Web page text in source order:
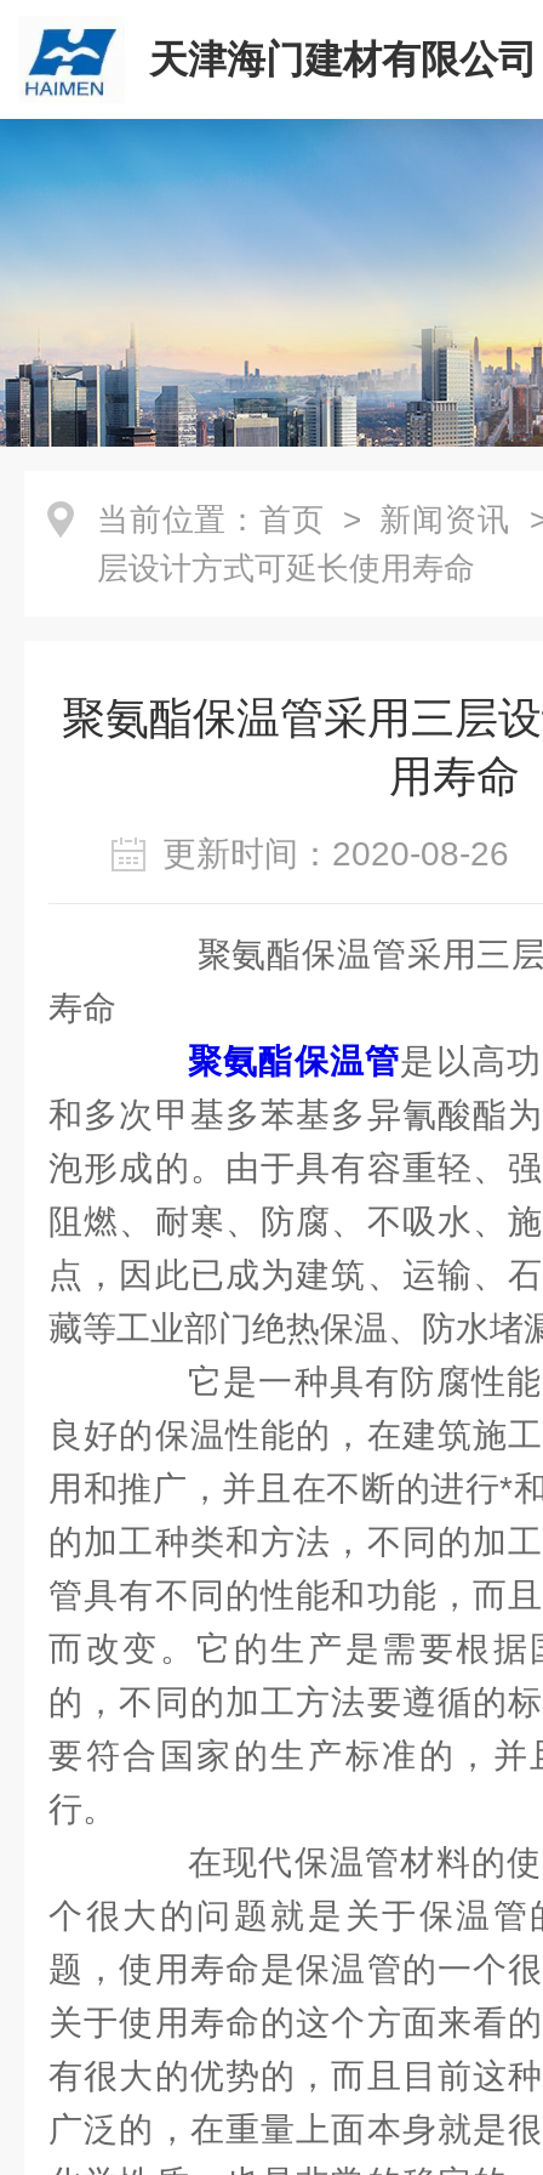
天津海门建材有限公司
当前位置： 首页 > 新闻资讯
层设计方式可延长使用寿命
聚氨酯保温管采用三层
用寿命
更新时间：2020-08-
聚氨酯保温管采用三层
寿命
聚氨酯保温管是以高
和多次甲基多苯基多异氰酸酯
泡形成的。由于具有容重轻、
阻燃、耐寒、防腐、不吸水、
点，因此已成为建筑、运输、
藏等工业部门绝热保温、防水堵
它是一种具有防腐性能
良好的保温性能的，在建筑施
用和推广，并且在不断的进行*
的加工种类和方法，不同的加
管具有不同的性能和功能，而
而改变。它的生产是需要根据
的，不同的加工方法要遵循的
要符合国家的生产标准的，并
行。
在现代保温管材料的使
个很大的问题就是关于保温管
题，使用寿命是保温管的一个
关于使用寿命的这个方面来看
有很大的优势的，而且目前这
广泛的，在重量上面本身就是